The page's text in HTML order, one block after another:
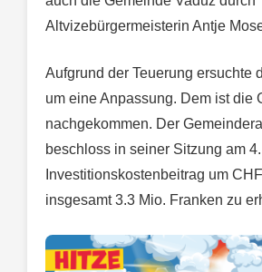
Altvizebürgermeisterin Antje
Aufgrund der Teuerung ersuchte
um eine Anpassung. Dem ist die
nachgekommen. Der
beschloss in seiner Sitzung am
Investitionskostenbeitrag um
insgesamt 3.3 Mio. Franken zu